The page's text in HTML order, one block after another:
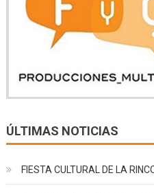
ÚLTIMAS NOTICIAS
FIESTA CULTURAL DE LA